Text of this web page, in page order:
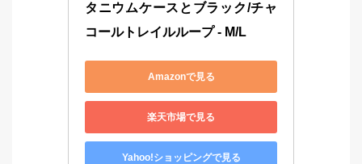
タニウムケースとブラック/チャ
コールトレイルループ - M/L
Amazonで見る
楽天市場で見る
Yahoo!ショッピングで見る